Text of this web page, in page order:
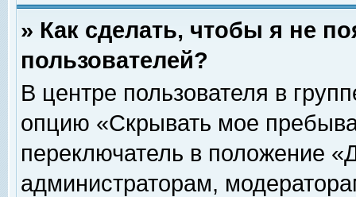
» Как сделать, чтобы я не
пользователей?
В центре пользователя в
опцию «Скрывать мое
переключатель в положение
администраторам,